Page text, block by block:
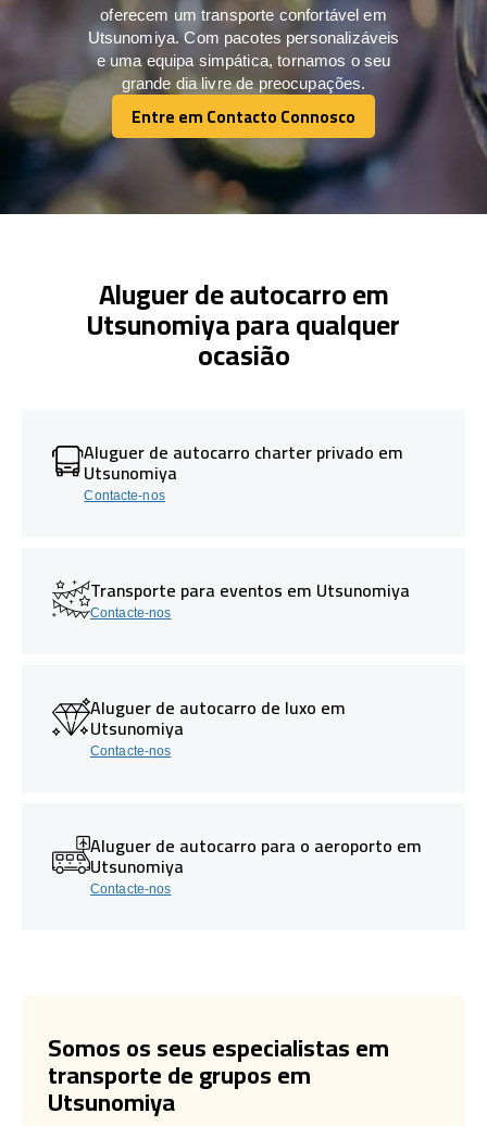
oferecem um transporte confortável em
Utsunomiya. Com pacotes personalizáveis
e uma equipa simpática, tornamos o seu
grande dia livre de preocupações.
Entre em Contacto Connosco
Entre em Contacto Connosco
Aluguer de autocarro em
Utsunomiya para qualquer
ocasião
Aluguer de autocarro charter privado em
Utsunomiya
Contacte-nos
Transporte para eventos em Utsunomiya
Contacte-nos
Aluguer de autocarro de luxo em
Utsunomiya
Contacte-nos
Aluguer de autocarro para o aeroporto em
Utsunomiya
Contacte-nos
Somos os seus especialistas em
transporte de grupos em
Utsunomiya